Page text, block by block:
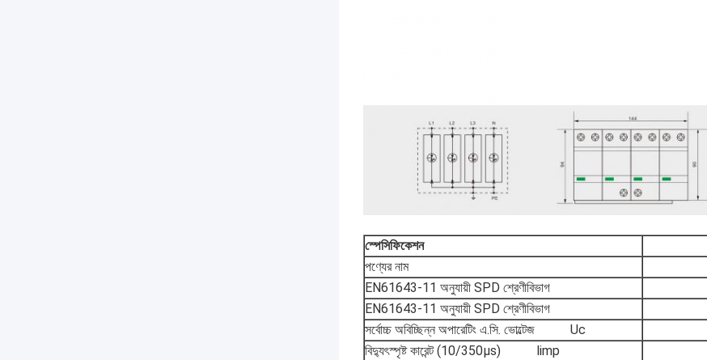
স্পেসিফিকেশন
পণ্যের নাম
EN61643-11 অনুযায়ী SPD শ্রেণীবিভাগ
EN61643-11 অনুযায়ী SPD শ্রেণীবিভাগ
সর্বোচ্চ অবিচ্ছিন্ন অপারেটিং এ.সি. ভোল্টেজ Uc
বিদ্যুৎস্পৃষ্ট কারেন্ট (10/350µs) limp